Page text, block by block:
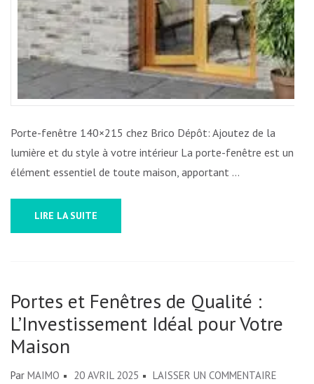
Porte-fenêtre 140×215 chez Brico Dépôt: Ajoutez de la
lumière et du style à votre intérieur La porte-fenêtre est un
élément essentiel de toute maison, apportant …
LIRE LA SUITE
Portes et Fenêtres de Qualité :
L’Investissement Idéal pour Votre
Maison
Par MAIMO 20 AVRIL 2025 LAISSER UN COMMENTAIRE